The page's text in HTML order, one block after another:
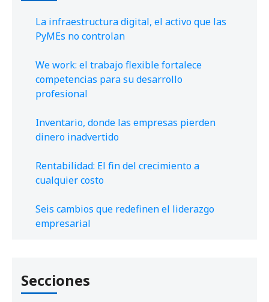
La infraestructura digital, el activo que las
PyMEs no controlan
We work: el trabajo flexible fortalece
competencias para su desarrollo
profesional
Inventario, donde las empresas pierden
dinero inadvertido
Rentabilidad: El fin del crecimiento a
cualquier costo
Seis cambios que redefinen el liderazgo
empresarial
Secciones